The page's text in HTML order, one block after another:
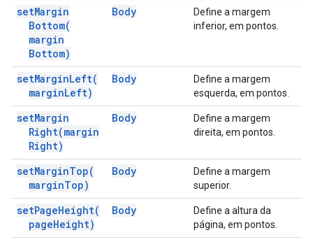
setMargin
Bottom(
margin
Bottom)
Body
Define a margem
inferior, em pontos.
setMarginLeft(
marginLeft)
Body
Define a margem
esquerda, em pontos.
setMargin
Right(margin
Right)
Body
Define a margem
direita, em pontos.
setMarginTop(
marginTop)
Body
Define a margem
superior.
setPageHeight(
pageHeight)
Body
Define a altura da
página, em pontos.